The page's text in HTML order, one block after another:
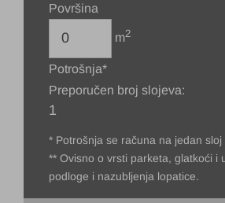
Površina
m2
Potrošnja*
Preporučen broj slojeva:
1
* Potrošnja se računa na jedan sloj
** Ovisno o vrsti parketa, glatkoći i
podloge i nazubljenja lopatice.